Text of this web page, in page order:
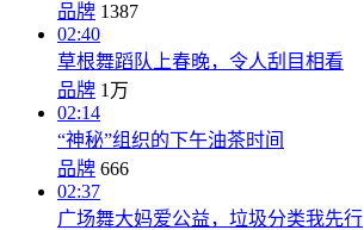
品牌 1387
02:40
草根舞蹈队上春晚，令人刮目相看
品牌 1万
02:14
“神秘”组织的下午油茶时间
品牌 666
02:37
广场舞大妈爱公益，垃圾分类我先行